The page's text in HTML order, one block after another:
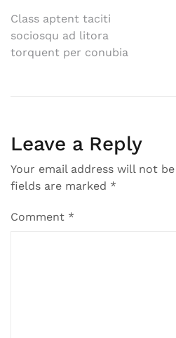
Post
navigation
Class aptent taciti
sociosqu ad litora
torquent per conubia
Leave a Reply
Your email address will not
fields are marked *
Comment *